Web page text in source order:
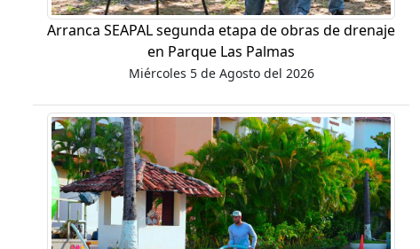
Arranca SEAPAL segunda etapa de obras de drenaje
en Parque Las Palmas
Miércoles 5 de Agosto del 2026